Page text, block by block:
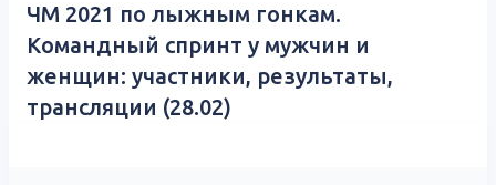
ЧМ 2021 по лыжным гонкам.
Командный спринт у мужчин и
женщин: участники, результаты,
трансляции (28.02)